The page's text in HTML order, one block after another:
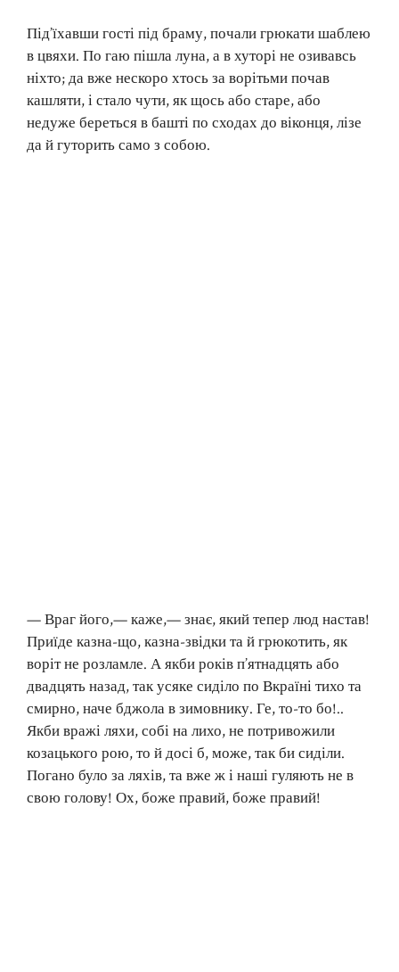
Під’їхавши гості під браму, почали грюкати шаблею
в цвяхи. По гаю пішла луна, а в хуторі не озивавсь
ніхто; да вже нескоро хтось за ворітьми почав
кашляти, і стало чути, як щось або старе, або
недуже береться в башті по сходах до віконця, лізе
да й гуторить само з собою.
— Враг його,— каже,— знає, який тепер люд настав!
Приїде казна-що, казна-звідки та й грюкотить, як
воріт не розламле. А якби років п’ятнадцять або
двадцять назад, так усяке сиділо по Вкраїні тихо та
смирно, наче бджола в зимовнику. Ге, то-то бо!..
Якби вражі ляхи, собі на лихо, не потривожили
козацького рою, то й досі б, може, так би сиділи.
Погано було за ляхів, та вже ж і наші гуляють не в
свою голову! Ох, боже правий, боже правий!